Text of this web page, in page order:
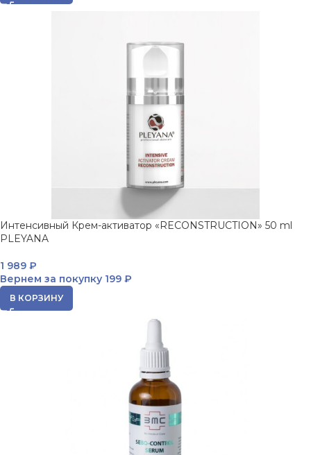
Интенсивный Крем-активатор «RECONSTRUCTION» 50 ml
PLEYANA
1 989 ₽
Вернем за покупку 199 ₽
В КОРЗИНУ